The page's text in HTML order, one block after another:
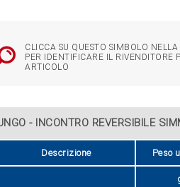
CLICCA SU QUESTO SIMBOLO
PER IDENTIFICARE IL RIVENDITORE
ARTICOLO
- INCONTRO REVERSIBILE
Descrizione Peso